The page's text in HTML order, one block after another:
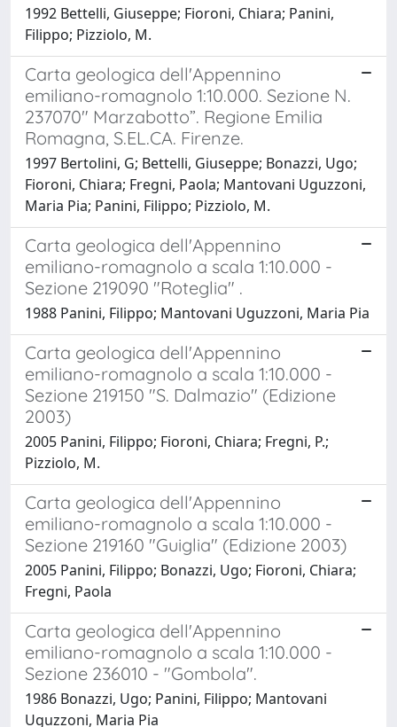
1992 Bettelli, Giuseppe; Fioroni, Chiara; Panini,
Filippo; Pizziolo, M.
Carta geologica dell'Appennino
emiliano-romagnolo 1:10.000. Sezione N.
237070" Marzabotto”. Regione Emilia
Romagna, S.EL.CA. Firenze.
1997 Bertolini, G; Bettelli, Giuseppe; Bonazzi, Ugo;
Fioroni, Chiara; Fregni, Paola; Mantovani Uguzzoni,
Maria Pia; Panini, Filippo; Pizziolo, M.
Carta geologica dell'Appennino
emiliano-romagnolo a scala 1:10.000 -
Sezione 219090 "Roteglia" .
1988 Panini, Filippo; Mantovani Uguzzoni, Maria Pia
Carta geologica dell'Appennino
emiliano-romagnolo a scala 1:10.000 -
Sezione 219150 "S. Dalmazio" (Edizione
2003)
2005 Panini, Filippo; Fioroni, Chiara; Fregni, P.;
Pizziolo, M.
Carta geologica dell'Appennino
emiliano-romagnolo a scala 1:10.000 -
Sezione 219160 "Guiglia" (Edizione 2003)
2005 Panini, Filippo; Bonazzi, Ugo; Fioroni, Chiara;
Fregni, Paola
Carta geologica dell'Appennino
emiliano-romagnolo a scala 1:10.000 -
Sezione 236010 - "Gombola".
1986 Bonazzi, Ugo; Panini, Filippo; Mantovani
Uguzzoni, Maria Pia